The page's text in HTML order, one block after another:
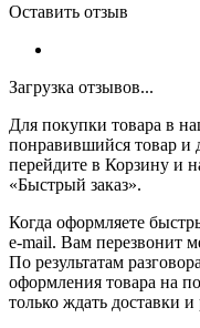
Оставить отзыв
Загрузка отзывов...
Для покупки товара в
понравившийся товар и
перейдите в Корзину и
«Быстрый заказ».
Когда оформляете
e-mail. Вам перезвонит
По результатам
оформления товара на
только ждать доставки